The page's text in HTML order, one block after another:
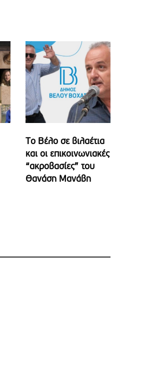
Το Βέλο σε βιλαέτια
και οι επικοινωνιακές
“ακροβασίες” του
Θανάση Μανάβη